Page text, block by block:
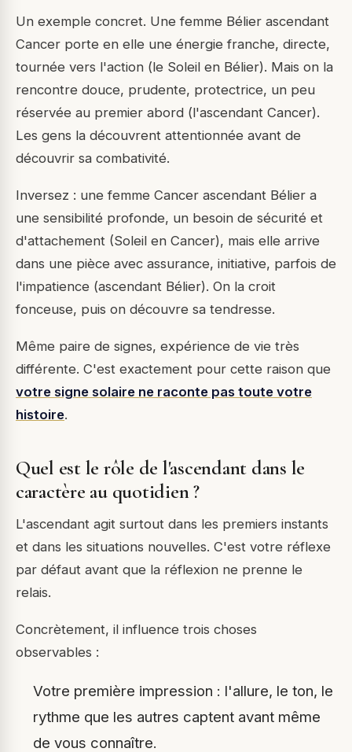
Un exemple concret. Une femme Bélier ascendant
Cancer porte en elle une énergie franche, directe,
tournée vers l'action (le Soleil en Bélier). Mais on la
rencontre douce, prudente, protectrice, un peu
réservée au premier abord (l'ascendant Cancer).
Les gens la découvrent attentionnée avant de
découvrir sa combativité.
Inversez : une femme Cancer ascendant Bélier a
une sensibilité profonde, un besoin de sécurité et
d'attachement (Soleil en Cancer), mais elle arrive
dans une pièce avec assurance, initiative, parfois de
l'impatience (ascendant Bélier). On la croit
fonceuse, puis on découvre sa tendresse.
Même paire de signes, expérience de vie très
différente. C'est exactement pour cette raison que
votre signe solaire ne raconte pas toute votre
histoire.
Quel est le rôle de l'ascendant dans le
caractère au quotidien ?
L'ascendant agit surtout dans les premiers instants
et dans les situations nouvelles. C'est votre réflexe
par défaut avant que la réflexion ne prenne le
relais.
Concrètement, il influence trois choses
observables :
Votre première impression : l'allure, le ton, le
rythme que les autres captent avant même
de vous connaître.